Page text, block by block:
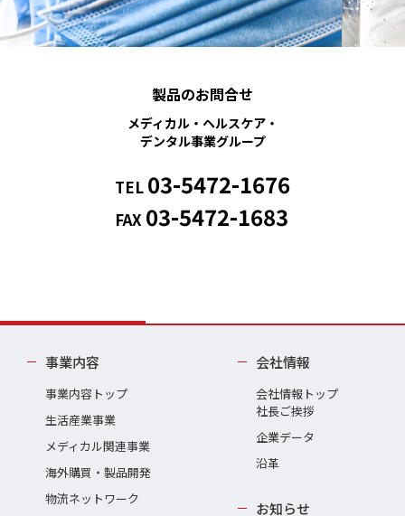
製品のお問合せ
メディカル・ヘルスケア・
デンタル事業グループ
TEL 03-5472-1676
FAX 03-5472-1683
事業内容
事業内容トップ
生活産業事業
メディカル関連事業
海外購買・製品開発
物流ネットワーク
会社情報
会社情報トップ
社長ご挨拶
企業データ
沿革
お知らせ